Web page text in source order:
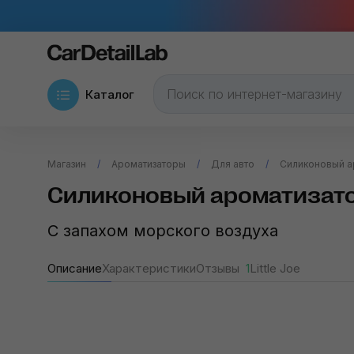
Каталог
Магазин Ароматизаторы Для авто Силиконовый
Силиконовый
С запахом морского воздуха
ОписаниеХарактеристикиОтзывы 1Little Joe